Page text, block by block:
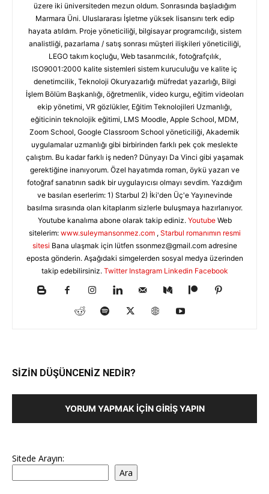
üzere iki üniversiteden mezun oldum. Sonrasında başladığım
Marmara Üni. Uluslararası İşletme yüksek lisansını terk edip
hayata atıldım. Proje yöneticiliği, bilgisayar programcılığı, sistem
analistliği, pazarlama / satış sonrası müşteri ilişkileri yöneticiliği,
LEGO takım koçluğu, Web tasarımcılık, fotoğrafçılık,
ISO9001:2000 kalite sistemleri sistem kuruculuğu ve kalite iç
denetimcilik, Teknoloji Okuryazarlığı müfredat yazarlığı, Bilgi
İşlem Bölüm Başkanlığı, öğretmenlik, video kurgu, eğitim videoları
ekip yönetimi, VR gözlükler, Eğitim Teknolojileri Uzmanlığı,
eğiticinin teknolojik eğitimi, LMS Moodle, Apple School, MDM,
Zoom School, Google Classroom School yöneticiliği, Akademik
uygulamalar uzmanlığı gibi birbirinden farklı pek çok meslekte
çalıştım. Bu kadar farklı iş neden? Dünyayı Da Vinci gibi yaşamak
gerektiğine inanıyorum. Özel hayatımda roman, öykü yazarı ve
fotoğraf sanatının sadık bir uygulayıcısı olmayı sevdim. Yazdığım
ve basılan eserlerim: 1) Starbul 2) İki'den Üç'e Yayınevinde
basılma sırasında olan kitaplarım sizlerle buluşmaya hazırlanıyor.
Youtube kanalıma abone olarak takip ediniz. YoutubeWeb
sitelerim: www.suleymansonmez.com , Starbul romanımın resmi
sitesi Bana ulaşmak için lütfen ssonmez@gmail.comadresine
eposta gönderin. Aşağıdaki simgelerden sosyal medya üzerinden
takip edebilirsiniz. Twitter Instagram Linkedin Facebook
SİZİN DÜŞÜNCENİZ NEDİR?
YORUM YAPMAK İÇIN GIRIŞ YAPIN
Sitede Arayın:
Ara